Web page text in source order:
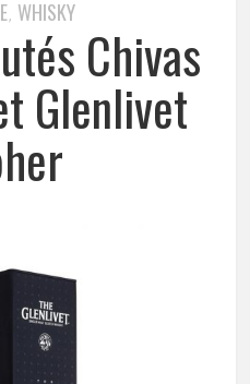
, WHISKY
Chivas
Glenlivet